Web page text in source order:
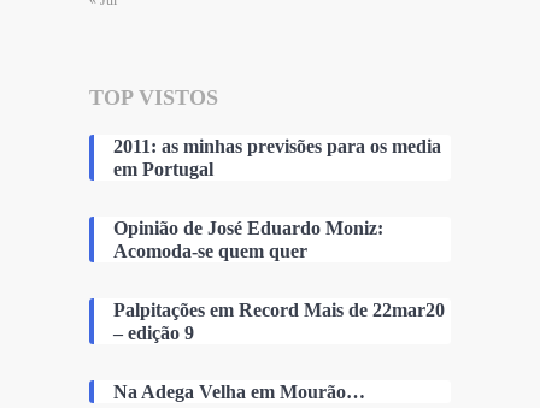
TOP VISTOS
2011: as minhas previsões para os media
em Portugal
Opinião de José Eduardo Moniz:
Acomoda-se quem quer
Palpitações em Record Mais de 22mar20
– edição 9
Na Adega Velha em Mourão…